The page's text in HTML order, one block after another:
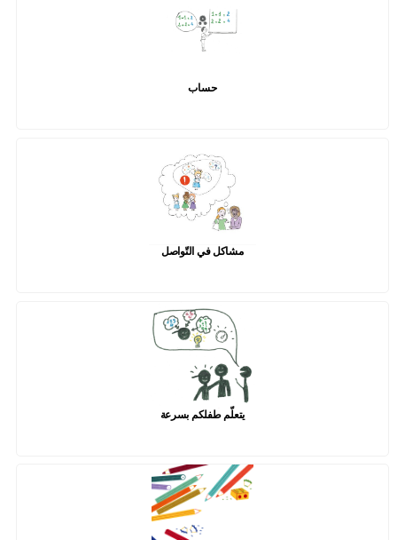
حساب
مشاكل في التّواصل
يتعلّم طفلكم بسرعة